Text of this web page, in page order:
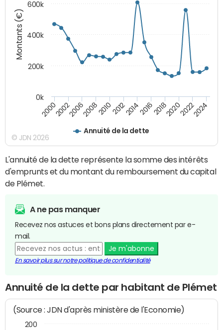
Montants (€)
Annuité de la dette
200020022006200820102012201420162018202020222024
200k
400k
600k
0k
© JDN 2026
L'annuité de la dette représente la somme des intérêts
d'emprunts et du montant du remboursement du capital
de Plémet.
A ne pas manquer
Recevez nos astuces et bons plans directement par e-
mail.
Je m'abonne
En savoir plus sur notre politique de confidentialité
Annuité de la dette par habitant de Plémet
(Source : JDN d'après ministère de l'Economie)
200